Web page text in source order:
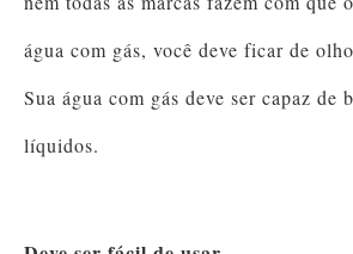
água com gás, você deve ficar de
Sua água com gás deve ser capaz de
líquidos.